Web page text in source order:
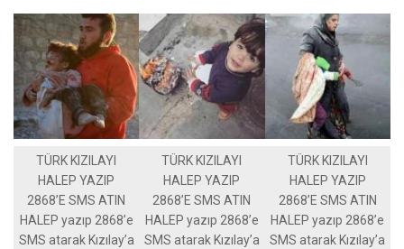
TÜRK KIZILAYI
HALEP YAZIP
2868’E SMS ATIN
HALEP yazıp 2868’e
SMS atarak Kızılay’a
TÜRK KIZILAYI
HALEP YAZIP
2868’E SMS ATIN
HALEP yazıp 2868’e
SMS atarak Kızılay’a
TÜRK KIZILAYI
HALEP YAZIP
2868’E SMS ATIN
HALEP yazıp 2868’e
SMS atarak Kızılay’a